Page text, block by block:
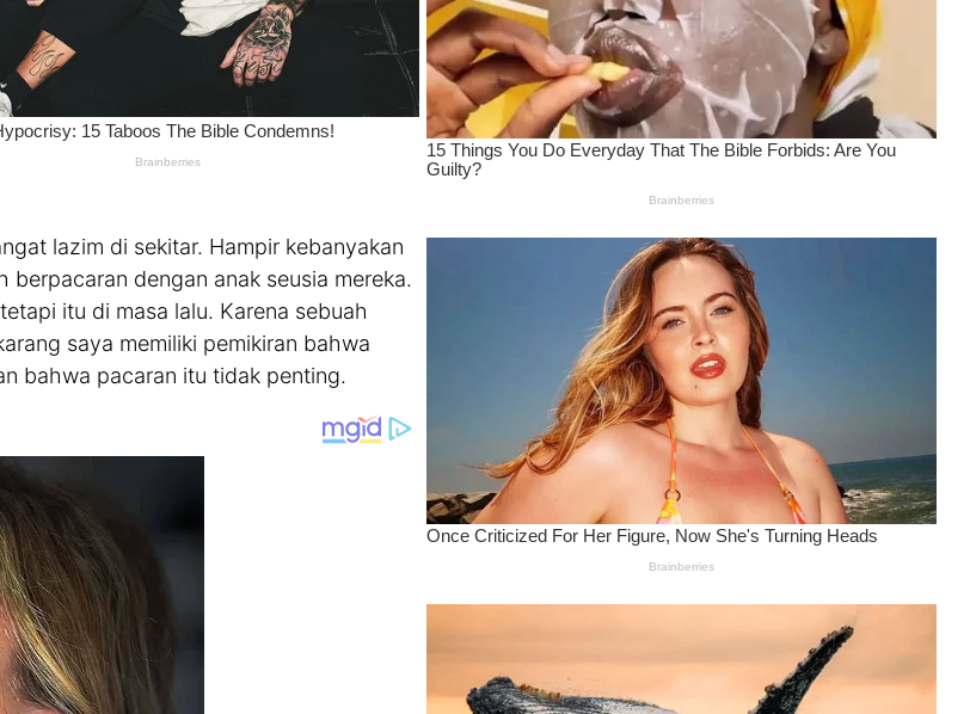
lazim di sekitar. Hampir kebanyakan
dengan anak seusia mereka.
itu di masa lalu. Karena sebuah
saya memiliki pemikiran bahwa
bahwa pacaran itu tidak penting.